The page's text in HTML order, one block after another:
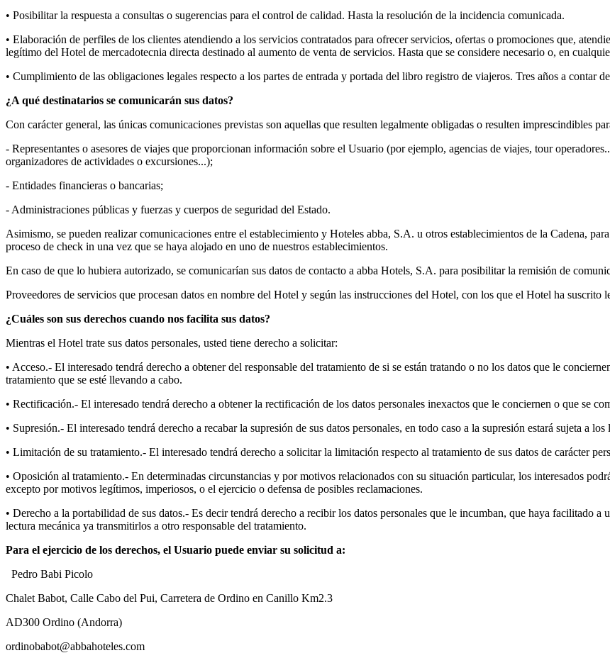
• Posibilitar la respuesta a consultas o sugerencias para el control de calidad. Hasta la resolución de la incidencia comunicada.
• Elaboración de perfiles de los clientes atendiendo a los servicios contratados para ofrecer servicios, ofertas o promociones que,
legítimo del Hotel de mercadotecnia directa destinado al aumento de venta de servicios. Hasta que se considere necesario o, en
• Cumplimiento de las obligaciones legales respecto a los partes de entrada y portada del libro registro de viajeros. Tres años a contar
¿A qué destinatarios se comunicarán sus datos?
Con carácter general, las únicas comunicaciones previstas son aquellas que resulten legalmente obligadas o resulten imprescindibles
- Representantes o asesores de viajes que proporcionan información sobre el Usuario (por ejemplo, agencias de viajes, tour
organizadores de actividades o excursiones...);
- Entidades financieras o bancarias;
- Administraciones públicas y fuerzas y cuerpos de seguridad del Estado.
Asimismo, se pueden realizar comunicaciones entre el establecimiento y Hoteles abba, S.A. u otros establecimientos de la Cadena,
proceso de check in una vez que se haya alojado en uno de nuestros establecimientos.
En caso de que lo hubiera autorizado, se comunicarían sus datos de contacto a abba Hotels, S.A. para posibilitar la remisión de
Proveedores de servicios que procesan datos en nombre del Hotel y según las instrucciones del Hotel, con los que el Hotel ha suscrito
¿Cuáles son sus derechos cuando nos facilita sus datos?
Mientras el Hotel trate sus datos personales, usted tiene derecho a solicitar:
• Acceso.- El interesado tendrá derecho a obtener del responsable del tratamiento de si se están tratando o no los datos que le
tratamiento que se esté llevando a cabo.
• Rectificación.- El interesado tendrá derecho a obtener la rectificación de los datos personales inexactos que le conciernen o que se
• Supresión.- El interesado tendrá derecho a recabar la supresión de sus datos personales, en todo caso a la supresión estará sujeta a
• Limitación de su tratamiento.- El interesado tendrá derecho a solicitar la limitación respecto al tratamiento de sus datos de carácter
• Oposición al tratamiento.- En determinadas circunstancias y por motivos relacionados con su situación particular, los interesados
excepto por motivos legítimos, imperiosos, o el ejercicio o defensa de posibles reclamaciones.
• Derecho a la portabilidad de sus datos.- Es decir tendrá derecho a recibir los datos personales que le incumban, que haya facilitado
lectura mecánica ya transmitirlos a otro responsable del tratamiento.
Para el ejercicio de los derechos, el Usuario puede enviar su solicitud a:
Pedro Babi Picolo
Chalet Babot, Calle Cabo del Pui, Carretera de Ordino en Canillo Km2.3
AD300 Ordino (Andorra)
ordinobabot@abbahoteles.com